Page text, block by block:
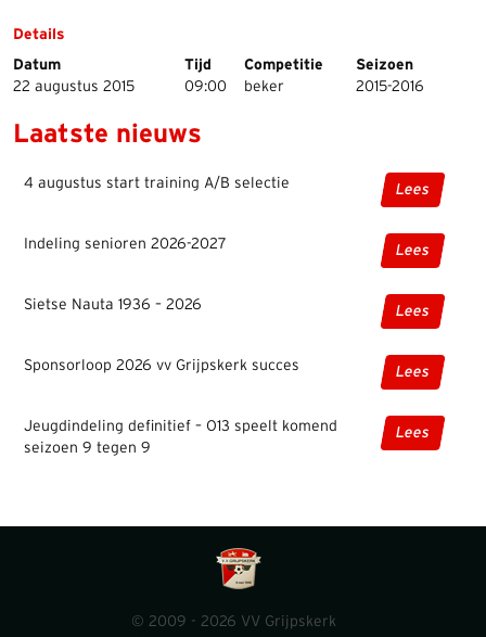
Details
Datum
Tijd Competitie
Seizoen
22 augustus 2015
09:00 beker 2015-2016
Laatste nieuws
4 augustus start training A/B selectie Lees
Indeling senioren 2026-2027 Lees
Sietse Nauta 1936 – 2026 Lees
Sponsorloop 2026 vv Grijpskerk succes Lees
Jeugdindeling definitief – O13 speelt komend
seizoen 9 tegen 9
Lees
© 2009 - 2026 VV Grijpskerk